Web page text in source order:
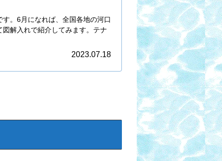
。6月になれば、全国各地の河口
解入れで紹介してみます。テナ
2023.07.18